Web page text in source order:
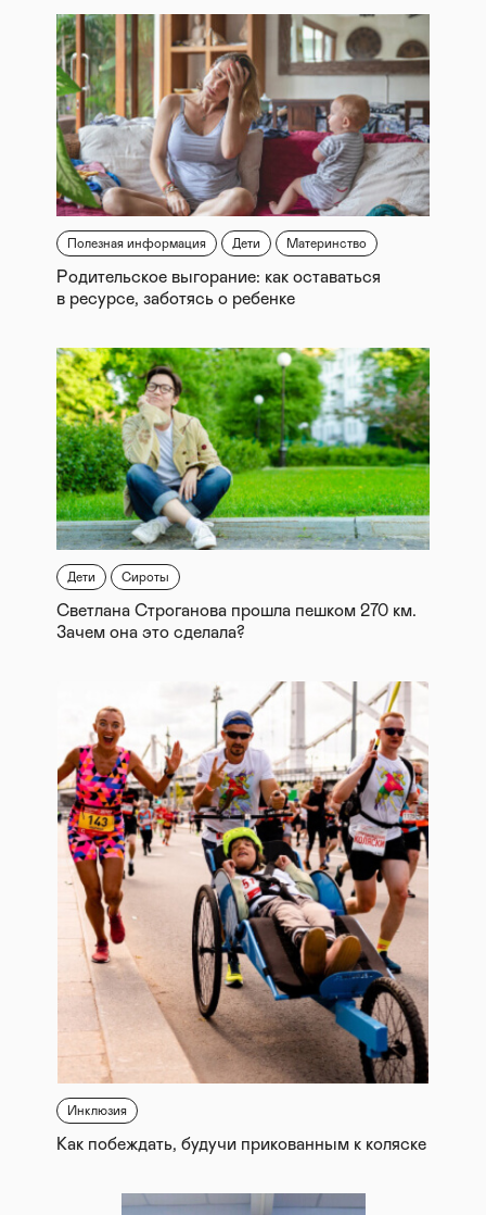
Полезная информация Дети Материнство
Родительское выгорание: как оставаться
в ресурсе, заботясь о ребенке
Дети Сироты
Светлана Строганова прошла пешком 270 км.
Зачем она это сделала?
Инклюзия
Как побеждать, будучи прикованным к коляске